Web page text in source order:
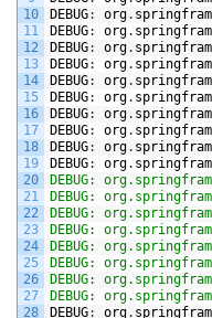
10
11
12
13
14
15
16
17
18
19
20
21
22
23
24
25
26
27
28
DEBUG: org.
DEBUG: org.
DEBUG: org.
DEBUG: org.
DEBUG: org.
DEBUG: org.
DEBUG: org.
DEBUG: org.
DEBUG: org.
DEBUG: org.
DEBUG:
DEBUG:
DEBUG:
DEBUG:
DEBUG:
DEBUG:
DEBUG:
DEBUG:
DEBUG: org.